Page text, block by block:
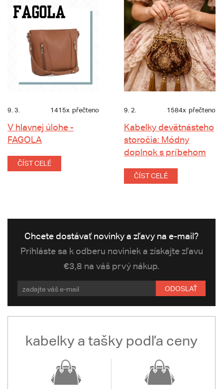
9. 3. 1415x přečteno
V hlavnej úlohe -
FAGOLA
ČÍST CELÉ
9. 2. 1584x přečteno
Kabelky devätnásteho
storočia: Módny
doplnok s príbehom
ČÍST CELÉ
Chcete dostávať novinky a zľavy na e-mail?
Prihláste sa k odberu noviniek a získajte zľavu
€3,8 na váš prvý nákup.
ODOSLAŤ
kabelky a tašky podľa ceny